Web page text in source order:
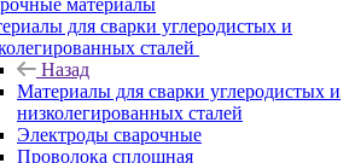
материалы
для сварки углеродистых и
сталей
Назад
Материалы для сварки углеродистых и
низколегированных сталей
Электроды сварочные
Проволока сплошная